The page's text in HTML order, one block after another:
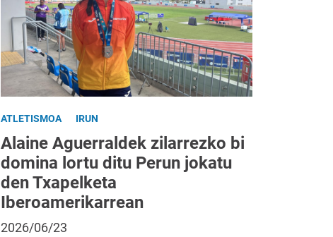
ATLETISMOA IRUN
Alaine Aguerraldek zilarrezko bi
domina lortu ditu Perun jokatu
den Txapelketa
Iberoamerikarrean
2026/06/23